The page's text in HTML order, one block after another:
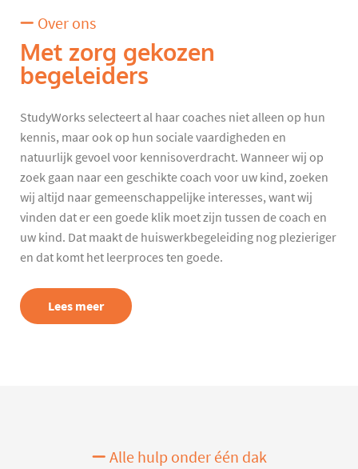
Over ons
Met zorg gekozen
begeleiders
StudyWorks selecteert al haar coaches niet alleen op hun
kennis, maar ook op hun sociale vaardigheden en
natuurlijk gevoel voor kennisoverdracht. Wanneer wij op
zoek gaan naar een geschikte coach voor uw kind, zoeken
wij altijd naar gemeenschappelijke interesses, want wij
vinden dat er een goede klik moet zijn tussen de coach en
uw kind. Dat maakt de huiswerkbegeleiding nog plezieriger
en dat komt het leerproces ten goede.
Lees meer
Alle hulp onder één dak